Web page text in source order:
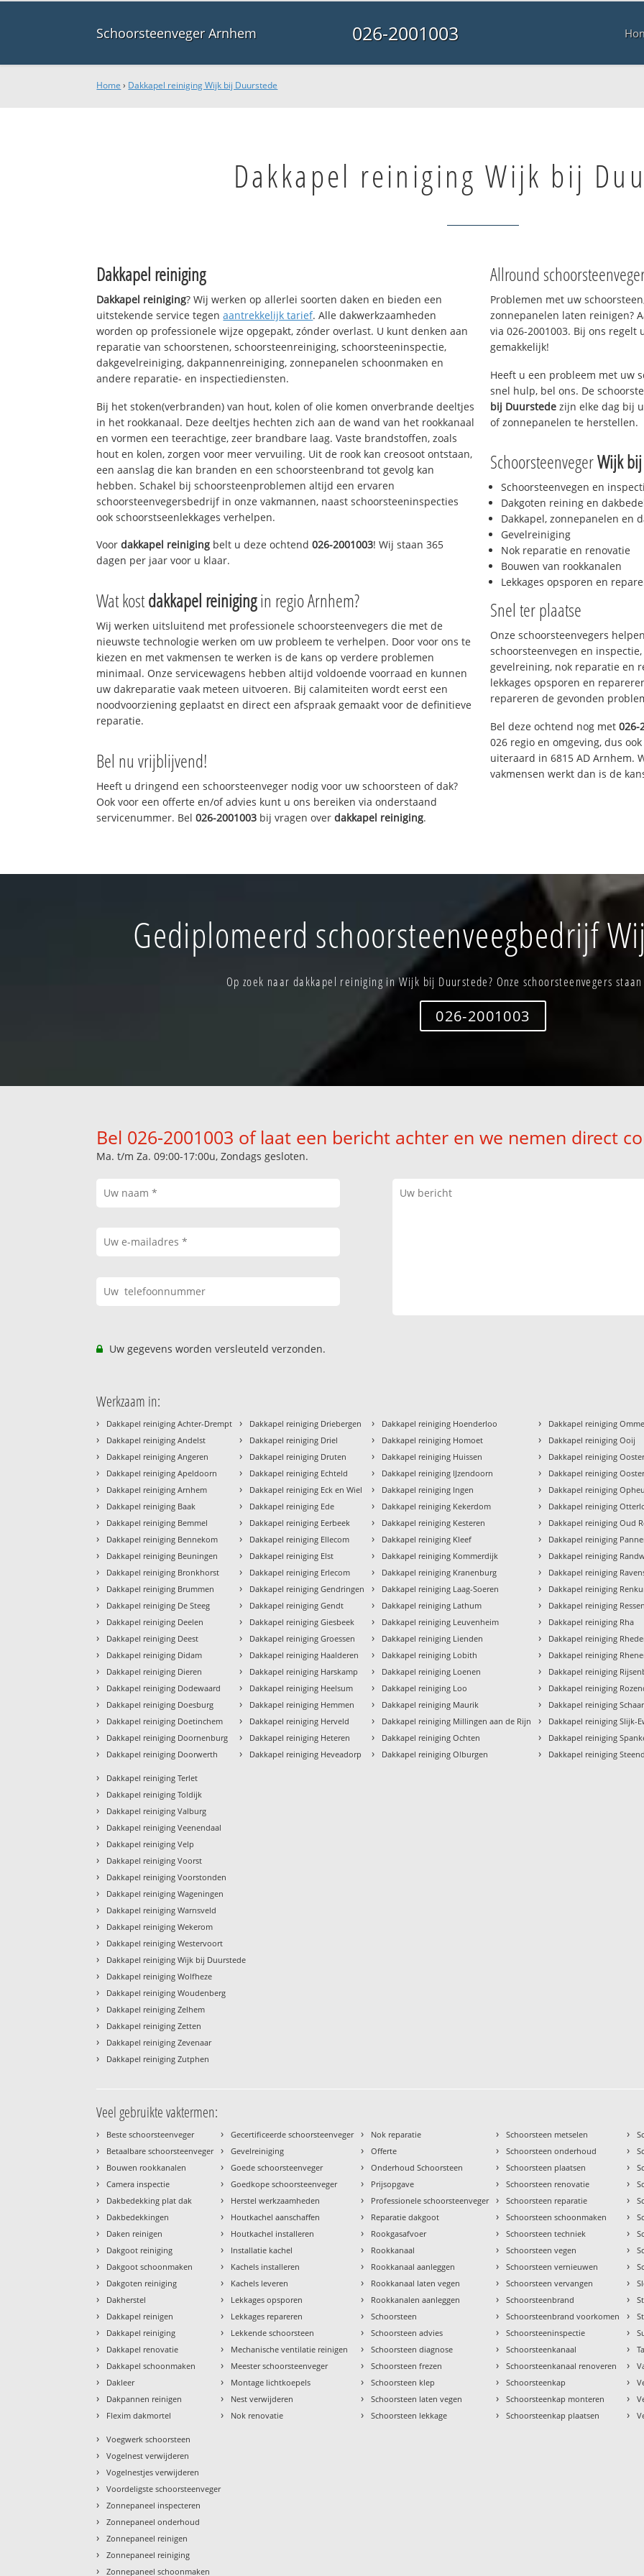
Schoorsteenveger Arnhem 026-2001003
Home › Dakkapel reiniging Wijk bij Duurstede
Dakkapel reiniging Wijk bij
Dakkapel reiniging
Dakkapel reiniging? Wij werken op allerlei soorten daken en bieden een
uitstekende service tegenaantrekkelijk tarief. Alle dakwerkzaamheden
worden op professionele wijze opgepakt, zónder overlast. U kunt denken aan
reparatie van schoorstenen, schoorsteenreiniging, schoorsteeninspectie,
dakgevelreiniging, dakpannenreiniging, zonnepanelen schoonmaken en
andere reparatie- en inspectiediensten.
Bij het stoken(verbranden) van hout, kolen of olie komen onverbrande deeltjes
in het rookkanaal. Deze deeltjes hechten zich aan de wand van het rookkanaal
en vormen een teerachtige, zeer brandbare laag. Vaste brandstoffen, zoals
hout en kolen, zorgen voor meer vervuiling. Uit de rook kan creosoot ontstaan,
een aanslag die kan branden en een schoorsteenbrand tot gevolg kan
hebben. Schakel bij schoorsteenproblemen altijd een ervaren
schoorsteenvegersbedrijf in onze vakmannen, naast schoorsteeninspecties
ook schoorstseenlekkages verhelpen.
Voordakkapel reiniging belt u deze ochtend026-2001003! Wij staan 365
dagen per jaar voor u klaar.
Wat kostdakkapel reinigingin regio Arnhem?
Wij werken uitsluitend met professionele schoorsteenvegers die met de
nieuwste technologie werken om uw probleem te verhelpen. Door voor ons te
kiezen en met vakmensen te werken is de kans op verdere problemen
minimaal. Onze servicewagens hebben altijd voldoende voorraad en kunnen
uw dakreparatie vaak meteen uitvoeren. Bij calamiteiten wordt eerst een
noodvoorziening geplaatst en direct een afspraak gemaakt voor de definitieve
reparatie.
Bel nu vrijblijvend!
Heeft u dringend een schoorsteenveger nodig voor uw schoorsteen of dak?
Ook voor een offerte en/of advies kunt u ons bereiken via onderstaand
servicenummer. Bel026-2001003 bij vragen overdakkapel reiniging.
Allround
Problemen met uw
zonnepanelen laten reinigen?
via 026-2001003. Bij ons
gemakkelijk!
Heeft u een probleem met uw
snel hulp, bel ons. De
bij Duurstede zijn elke dag bij
of zonnepanelen te herstellen.
SchoorsteenvegerWijk
Schoorsteenvegen en
Dakgoten reining en
Dakkapel, zonnepanelen en
Gevelreiniging
Nok reparatie en renovatie
Bouwen van rookkanalen
Lekkages opsporen en
Snel ter plaatse
Onze schoorsteenvegers
schoorsteenvegen en
gevelreining, nok reparatie en
lekkages opsporen en
repareren de gevonden
Bel deze ochtend nog met 026-
026 regio en omgeving, dus
uiteraard in 6815 AD Arnhem.
vakmensen werkt dan is de
Gediplomeerd schoorsteenveegbedrijf
Op zoek naar dakkapel reiniging in Wijk bij Duurstede? Onze schoorsteenvegers
026-2001003
Bel 026-2001003 of laat een bericht achter en we nemen direct
Ma. t/m Za. 09:00-17:00u, Zondags gesloten.
Uw gegevens worden versleuteld verzonden.
Werkzaam in:
› Dakkapel reiniging Achter-Drempt
› Dakkapel reiniging Andelst
› Dakkapel reiniging Angeren
› Dakkapel reiniging Apeldoorn
› Dakkapel reiniging Arnhem
› Dakkapel reiniging Baak
› Dakkapel reiniging Bemmel
› Dakkapel reiniging Bennekom
› Dakkapel reiniging Beuningen
› Dakkapel reiniging Bronkhorst
› Dakkapel reiniging Brummen
› Dakkapel reiniging De Steeg
› Dakkapel reiniging Deelen
› Dakkapel reiniging Deest
› Dakkapel reiniging Didam
› Dakkapel reiniging Dieren
› Dakkapel reiniging Dodewaard
› Dakkapel reiniging Doesburg
› Dakkapel reiniging Doetinchem
› Dakkapel reiniging Doornenburg
› Dakkapel reiniging Doorwerth
› Dakkapel reiniging Driebergen
› Dakkapel reiniging Driel
› Dakkapel reiniging Druten
› Dakkapel reiniging Echteld
› Dakkapel reiniging Eck en Wiel
› Dakkapel reiniging Ede
› Dakkapel reiniging Eerbeek
› Dakkapel reiniging Ellecom
› Dakkapel reiniging Elst
› Dakkapel reiniging Erlecom
› Dakkapel reiniging Gendringen
› Dakkapel reiniging Gendt
› Dakkapel reiniging Giesbeek
› Dakkapel reiniging Groessen
› Dakkapel reiniging Haalderen
› Dakkapel reiniging Harskamp
› Dakkapel reiniging Heelsum
› Dakkapel reiniging Hemmen
› Dakkapel reiniging Herveld
› Dakkapel reiniging Heteren
› Dakkapel reiniging Heveadorp
› Dakkapel reiniging Hoenderloo
› Dakkapel reiniging Homoet
› Dakkapel reiniging Huissen
› Dakkapel reiniging IJzendoorn
› Dakkapel reiniging Ingen
› Dakkapel reiniging Kekerdom
› Dakkapel reiniging Kesteren
› Dakkapel reiniging Kleef
› Dakkapel reiniging Kommerdijk
› Dakkapel reiniging Kranenburg
› Dakkapel reiniging Laag-Soeren
› Dakkapel reiniging Lathum
› Dakkapel reiniging Leuvenheim
› Dakkapel reiniging Lienden
› Dakkapel reiniging Lobith
› Dakkapel reiniging Loenen
› Dakkapel reiniging Loo
› Dakkapel reiniging Maurik
› Dakkapel reiniging Millingen aan de Rijn
› Dakkapel reiniging Ochten
› Dakkapel reiniging Olburgen
› Dakkapel reiniging
› Dakkapel reiniging Ooij
› Dakkapel reiniging
› Dakkapel reiniging
› Dakkapel reiniging
› Dakkapel reiniging
› Dakkapel reiniging Oud
› Dakkapel reiniging
› Dakkapel reiniging
› Dakkapel reiniging
› Dakkapel reiniging
› Dakkapel reiniging Ressen
› Dakkapel reiniging Rha
› Dakkapel reiniging
› Dakkapel reiniging
› Dakkapel reiniging
› Dakkapel reiniging
› Dakkapel reiniging
› Dakkapel reiniging Slijk-
› Dakkapel reiniging
› Dakkapel reiniging
› Dakkapel reiniging Terlet
› Dakkapel reiniging Toldijk
› Dakkapel reiniging Valburg
› Dakkapel reiniging Veenendaal
› Dakkapel reiniging Velp
› Dakkapel reiniging Voorst
› Dakkapel reiniging Voorstonden
› Dakkapel reiniging Wageningen
› Dakkapel reiniging Warnsveld
› Dakkapel reiniging Wekerom
› Dakkapel reiniging Westervoort
› Dakkapel reiniging Wijk bij Duurstede
› Dakkapel reiniging Wolfheze
› Dakkapel reiniging Woudenberg
› Dakkapel reiniging Zelhem
› Dakkapel reiniging Zetten
› Dakkapel reiniging Zevenaar
› Dakkapel reiniging Zutphen
Veel gebruikte vaktermen:
› Beste schoorsteenveger
› Betaalbare schoorsteenveger
› Bouwen rookkanalen
› Camera inspectie
› Dakbedekking plat dak
› Dakbedekkingen
› Daken reinigen
› Dakgoot reiniging
› Dakgoot schoonmaken
› Dakgoten reiniging
› Dakherstel
› Dakkapel reinigen
› Dakkapel reiniging
› Dakkapel renovatie
› Dakkapel schoonmaken
› Dakleer
› Dakpannen reinigen
› Flexim dakmortel
› Gecertificeerde schoorsteenveger
› Gevelreiniging
› Goede schoorsteenveger
› Goedkope schoorsteenveger
› Herstel werkzaamheden
› Houtkachel aanschaffen
› Houtkachel installeren
› Installatie kachel
› Kachels installeren
› Kachels leveren
› Lekkages opsporen
› Lekkages repareren
› Lekkende schoorsteen
› Mechanische ventilatie reinigen
› Meester schoorsteenveger
› Montage lichtkoepels
› Nest verwijderen
› Nok renovatie
› Nok reparatie
› Offerte
› Onderhoud Schoorsteen
› Prijsopgave
› Professionele schoorsteenveger
› Reparatie dakgoot
› Rookgasafvoer
› Rookkanaal
› Rookkanaal aanleggen
› Rookkanaal laten vegen
› Rookkanalen aanleggen
› Schoorsteen
› Schoorsteen advies
› Schoorsteen diagnose
› Schoorsteen frezen
› Schoorsteen klep
› Schoorsteen laten vegen
› Schoorsteen lekkage
› Schoorsteen metselen
› Schoorsteen onderhoud
› Schoorsteen plaatsen
› Schoorsteen renovatie
› Schoorsteen reparatie
› Schoorsteen schoonmaken
› Schoorsteen techniek
› Schoorsteen vegen
› Schoorsteen vernieuwen
› Schoorsteen vervangen
› Schoorsteenbrand
› Schoorsteenbrand voorkomen
› Schoorsteeninspectie
› Schoorsteenkanaal
› Schoorsteenkanaal renoveren
› Schoorsteenkap
› Schoorsteenkap monteren
› Schoorsteenkap plaatsen
›
›
›
›
›
›
›
›
›
›
›
›
›
›
›
›
›
›
› Voegwerk schoorsteen
› Vogelnest verwijderen
› Vogelnestjes verwijderen
› Voordeligste schoorsteenveger
› Zonnepaneel inspecteren
› Zonnepaneel onderhoud
› Zonnepaneel reinigen
› Zonnepaneel reiniging
› Zonnepaneel schoonmaken